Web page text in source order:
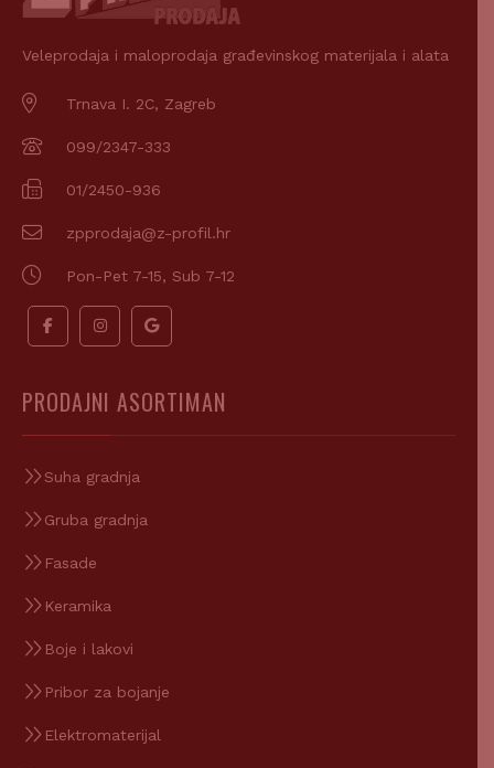
Veleprodaja i maloprodaja građevinskog materijala i alata
Trnava I. 2C, Zagreb
099/2347-333
01/2450-936
zpprodaja@z-profil.hr
Pon-Pet 7-15, Sub 7-12
PRODAJNI ASORTIMAN
Suha gradnja
Gruba gradnja
Fasade
Keramika
Boje i lakovi
Pribor za bojanje
Elektromaterijal